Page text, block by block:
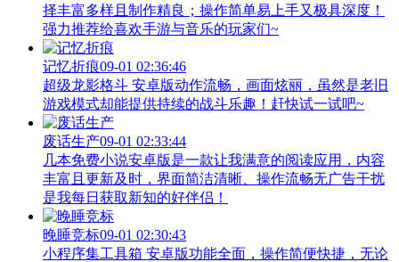
择丰富多样且制作精良；操作简单易上手又极具深度！
强力推荐给喜欢手游与音乐的玩家们~
记忆折痕09-01 02:36:46
超级龙影格斗 安卓版动作流畅，画面炫丽，虽然是老旧
游戏模式却能提供持续的战斗乐趣！赶快试一试吧~
废话生产09-01 02:33:44
几本免费小说安卓版是一款让我满意的阅读应用，内容
丰富且更新及时，界面简洁清晰、操作流畅无广告干扰
是我每日获取新知的好伴侣！
晚睡竞标09-01 02:30:43
小程序集工具箱 安卓版功能全面，操作简便快捷，无论